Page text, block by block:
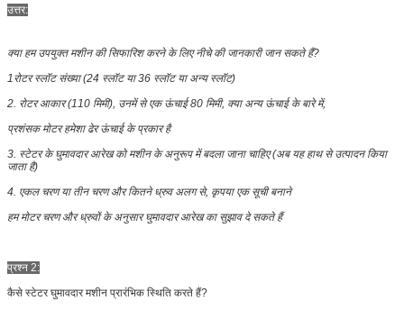
उत्तर:
क्या हम उपयुक्त मशीन की सिफारिश करने के लिए नीचे की जानकारी जान सकते हैं?
1रोटर स्लॉट संख्या (24 स्लॉट या 36 स्लॉट या अन्य स्लॉट)
2. रोटर आकार (110 मिमी), उनमें से एक ऊंचाई 80 मिमी, क्या अन्य ऊंचाई के बारे में,
प्रशंसक मोटर हमेशा ढेर ऊंचाई के प्रकार है
3. स्टेटर के घुमावदार आरेख को मशीन के अनुरूप में बदला जाना चाहिए (अब यह हाथ से उत्पादन किया
जाता है)
4. एकल चरण या तीन चरण और कितने ध्रुव अलग से, कृपया एक सूची बनाने
हम मोटर चरण और ध्रुवों के अनुसार घुमावदार आरेख का सुझाव दे सकते हैं
प्रश्न 2:
कैसे स्टेटर घुमावदार मशीन प्रारंभिक स्थिति करते हैं?